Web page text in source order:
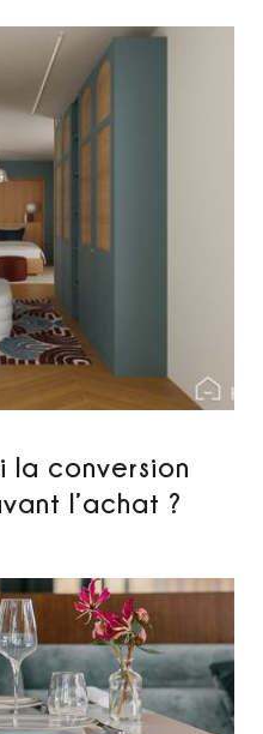
la conversion
l’achat ?